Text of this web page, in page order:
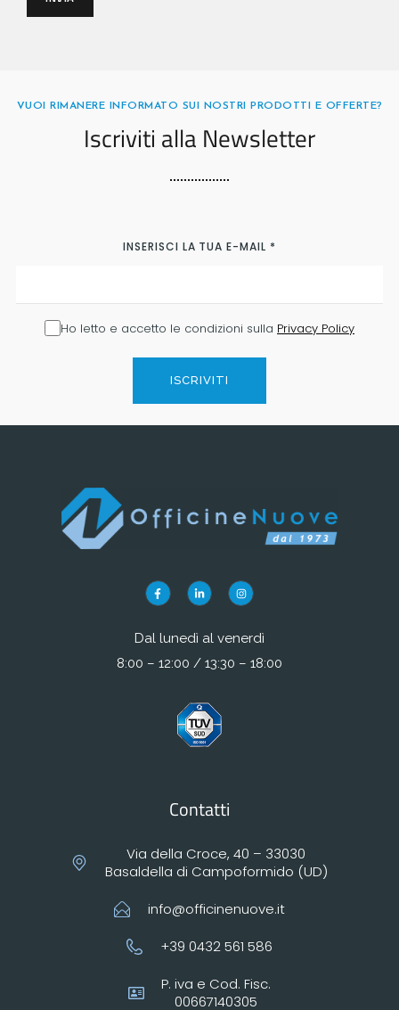
VUOI RIMANERE INFORMATO SUI NOSTRI PRODOTTI E OFFERTE?
Iscriviti alla Newsletter
INSERISCI LA TUA E-MAIL *
Ho letto e accetto le condizioni sulla Privacy Policy
ISCRIVITI
Dal lunedì al venerdì
8:00 – 12:00 / 13:30 – 18:00
Contatti
Via della Croce, 40 – 33030
Basaldella di Campoformido (UD)
info@officinenuove.it
+39 0432 561 586
P. iva e Cod. Fisc.
00667140305